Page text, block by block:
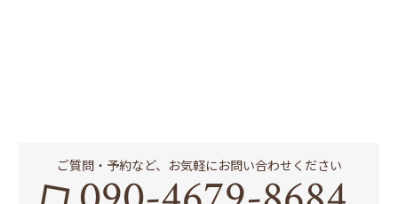
ご質問・予約など、お気軽にお問い合わせください